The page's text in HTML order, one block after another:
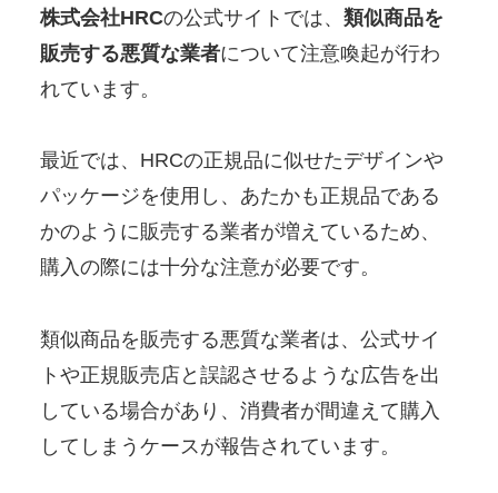
株式会社HRCの公式サイトでは、 類似商品を
販売する悪質な業者について注意喚起が行わ
れています。
最近では、HRCの正規品に似せたデザインや
パッケージを使用し、あたかも正規品である
かのように販売する業者が増えているため、
購入の際には十分な注意が必要です。
類似商品を販売する悪質な業者は、公式サイ
トや正規販売店と誤認させるような広告を出
している場合があり、消費者が間違えて購入
してしまうケースが報告されています。